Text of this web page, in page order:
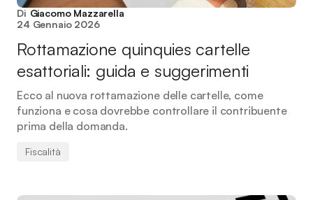
Di Giacomo Mazzarella
24 Gennaio 2026
Rottamazione quinquies cartelle
esattoriali: guida e suggerimenti
Ecco al nuova rottamazione delle cartelle, come
funziona e cosa dovrebbe controllare il contribuente
prima della domanda.
Fiscalità